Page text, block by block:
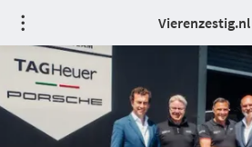
Vierenzestig.nl